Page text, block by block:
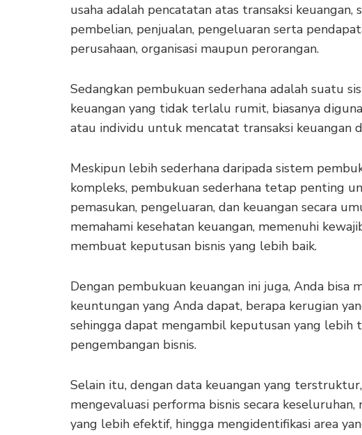
usaha adalah pencatatan atas transaksi keuangan,
pembelian, penjualan, pengeluaran serta
perusahaan, organisasi maupun perorangan.
Sedangkan pembukuan sederhana adalah suatu
keuangan yang tidak terlalu rumit, biasanya
atau individu untuk mencatat transaksi keuangan
Meskipun lebih sederhana daripada sistem
kompleks, pembukuan sederhana tetap penting
pemasukan, pengeluaran, dan keuangan secara
memahami kesehatan keuangan, memenuhi
membuat keputusan bisnis yang lebih baik.
Dengan pembukuan keuangan ini juga, Anda bisa
keuntungan yang Anda dapat, berapa kerugian
sehingga dapat mengambil keputusan yang lebih
pengembangan bisnis.
Selain itu, dengan data keuangan yang
mengevaluasi performa bisnis secara
yang lebih efektif, hingga mengidentifikasi area